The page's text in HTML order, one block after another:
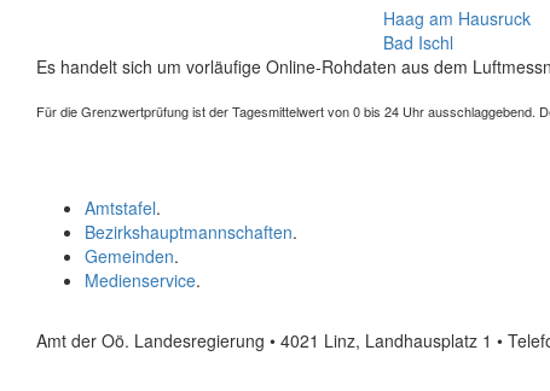
Haag am Hausruck
Bad Ischl
Es handelt sich um vorläufige Online-Rohdaten aus dem
Für die Grenzwertprüfung ist der Tagesmittelwert von 0 bis 24 Uhr ausschlaggebend.
Amtstafel.
Bezirkshauptmannschaften.
Gemeinden.
Medienservice.
Amt der Oö. Landesregierung • 4021 Linz, Landhausplatz 1 •